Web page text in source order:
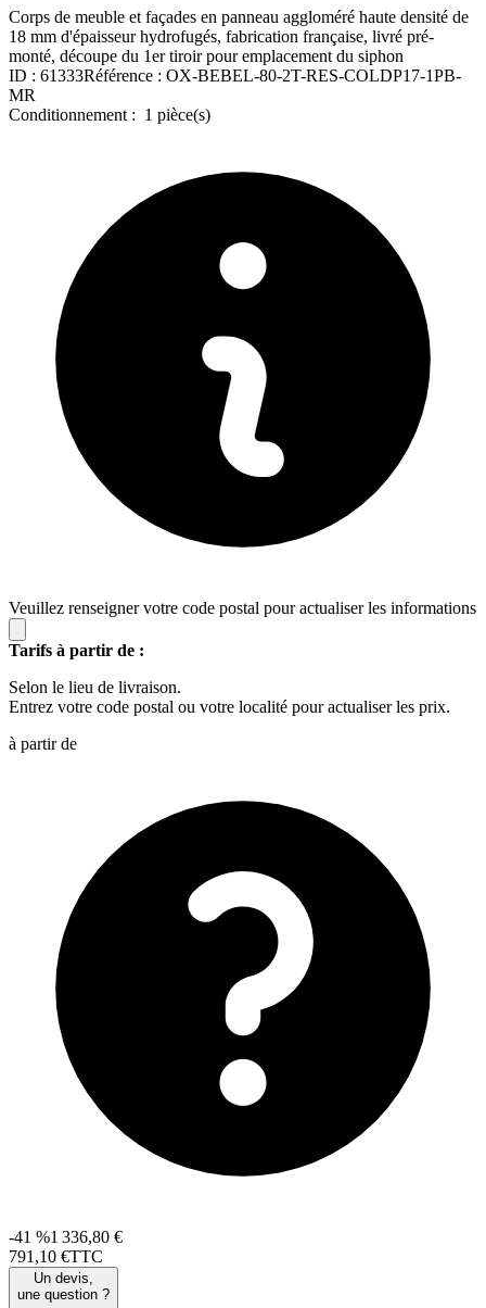
Corps de meuble et façades en panneau aggloméré haute densité de
18 mm d'épaisseur hydrofugés, fabrication française, livré pré-
monté, découpe du 1er tiroir pour emplacement du siphon
ID : 61333Référence : OX-BEBEL-80-2T-RES-COLDP17-1PB-
MR
Conditionnement : 1 pièce(s)
Veuillez renseigner votre code postal pour actualiser les informations
Tarifs à partir de :
Selon le lieu de livraison.
Entrez votre code postal ou votre localité pour actualiser les prix.
à partir de
-41 %1 336,80 €
791 ,10 €TTC
Un devis,
une question ?